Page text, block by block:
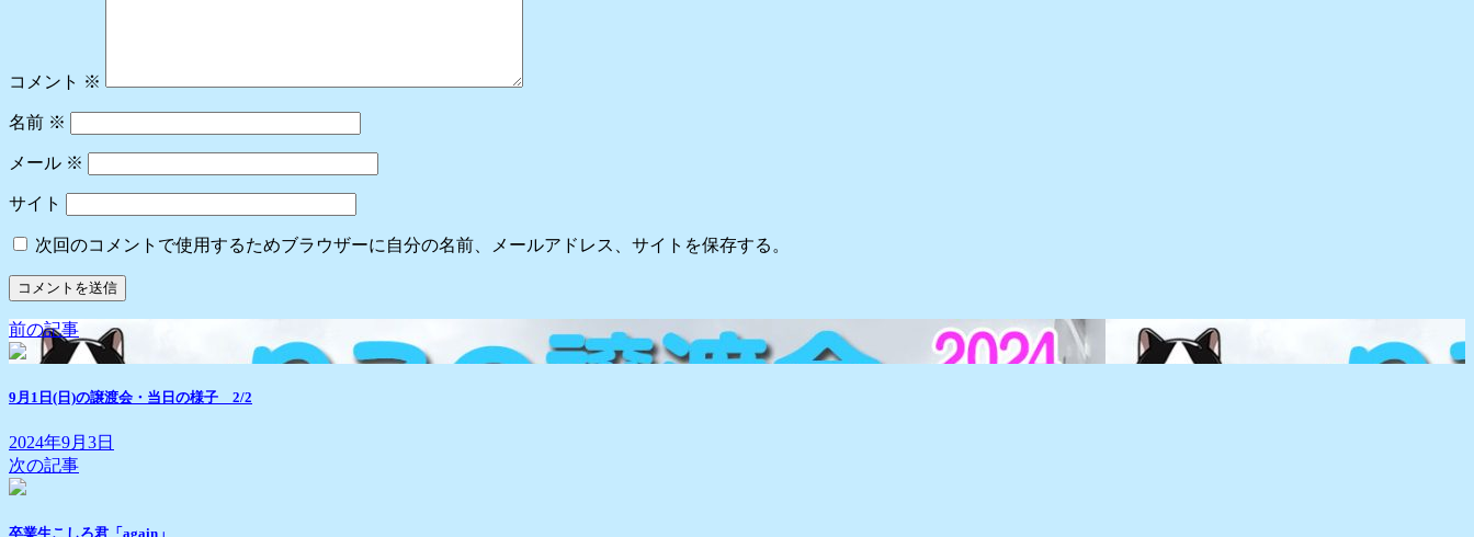
コメント ※
名前 ※
メール ※
サイト
次回のコメントで使用するためブラウザーに自分の名前、メールアドレス、サイトを保存する。
前の記事
9月1日(日)の譲渡会・当日の様子 2/2
2024年9月3日
次の記事
卒業生こしろ君「again」